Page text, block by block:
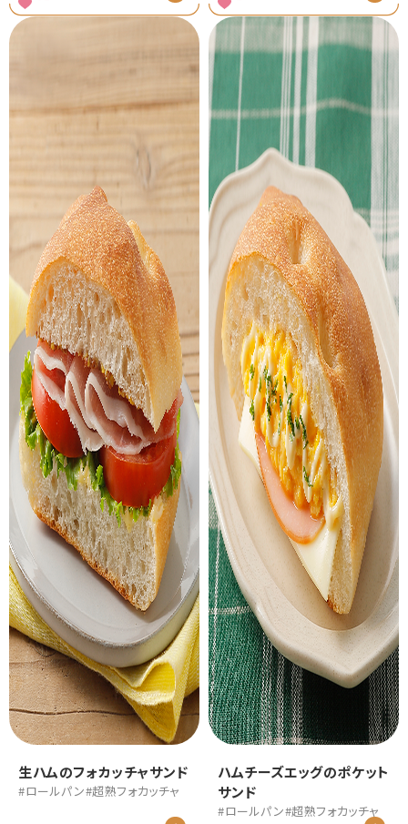
生ハムのフォカッチャサンド
#ロールパン#超熟フォカッチャ
ハムチーズエッグのポケット
サンド
#ロールパン#超熟フォカッチャ